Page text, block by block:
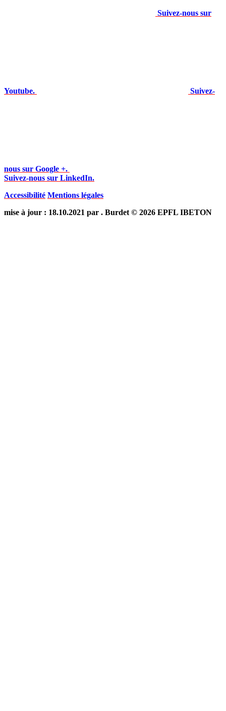
Suivez-nous sur
Youtube. Suivez-
nous sur Google +.
Suivez-nous sur LinkedIn.
Accessibilité Mentions légales
mise à jour : 18.10.2021 par . Burdet © 2026 EPFL IBETON